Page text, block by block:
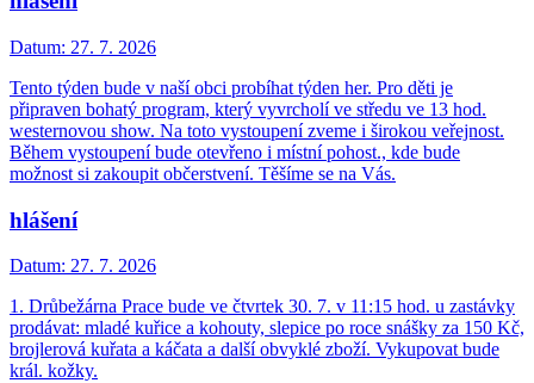
Datum: 27. 7. 2026
Tento týden bude v naší obci probíhat týden her. Pro děti je
připraven bohatý program, který vyvrcholí ve středu ve 13 hod.
westernovou show. Na toto vystoupení zveme i širokou veřejnost.
Během vystoupení bude otevřeno i místní pohost., kde bude
možnost si zakoupit občerstvení. Těšíme se na Vás.
hlášení
Datum: 27. 7. 2026
1. Drůbežárna Prace bude ve čtvrtek 30. 7. v 11:15 hod. u zastávky
prodávat: mladé kuřice a kohouty, slepice po roce snášky za 150 Kč,
brojlerová kuřata a káčata a další obvyklé zboží. Vykupovat bude
král. kožky.